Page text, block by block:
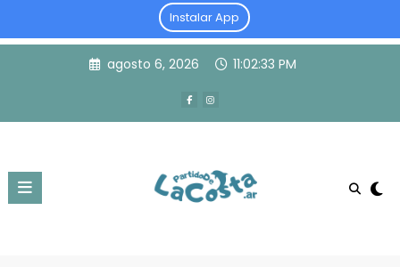
Instalar App
agosto 6, 2026 11:02:34 PM